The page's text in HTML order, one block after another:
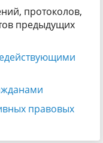
протоколов,
предыдущих
правовых